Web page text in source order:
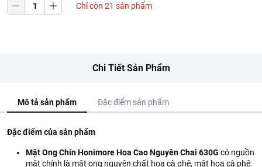
Chỉ còn 21 sản phẩm
Chi Tiết Sản Phẩm
Mô tả sản phẩm Đặc điểm sản phẩm
Đặc điểm của sản phẩm
Mật Ong Chín Honimore Hoa Cao Nguyên Chai 630G có nguồn
mật chính là mật ong nguyên chất hoa cà phê, mật hoa cà phê.